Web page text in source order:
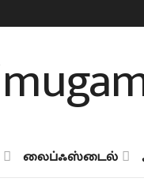
லைப்ஃஸ்டைல்